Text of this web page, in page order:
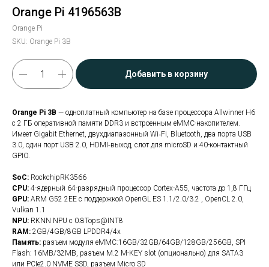
Orange Pi 4196563B
Orange Pi
SKU: Orange Pi 3B
Добавить в корзину
Orange Pi 3B — одноплатный компьютер на базе процессора Allwinner H6
с 2 ГБ оперативной памяти DDR3 и встроенным eMMC-накопителем.
Имеет Gigabit Ethernet, двухдиапазонный Wi‑Fi, Bluetooth, два порта USB
3.0, один порт USB 2.0, HDMI‑выход, слот для microSD и 40-контактный
GPIO.
SoC: RockchipRK3566
CPU: 4-ядерный 64-разрядный процессор Cortex-A55, частота до 1,8 ГГц
GPU: ARM G52 2EE с поддержкой OpenGL ES 1.1/2.0/3.2 , OpenCL 2.0,
Vulkan 1.1
NPU: RKNN NPU с 0.8Tops@INT8
RAM: 2GB/4GB/8GB LPDDR4/4x
Память: разъем модуля eMMC:16GB/32GB/64GB/128GB/256GB, SPI
Flash: 16MB/32MB, разъем M.2 M-KEY slot (опционально) для SATA3
или PCIe2.0 NVME SSD, разъем Micro SD